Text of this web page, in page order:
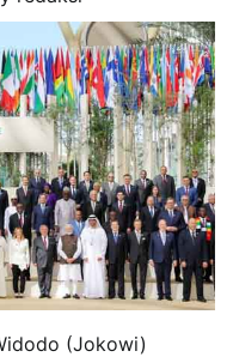
(Jokowi)